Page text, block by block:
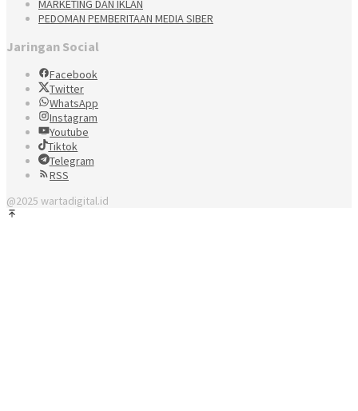
MARKETING DAN IKLAN
PEDOMAN PEMBERITAAN MEDIA SIBER
Jaringan Social
Facebook
Twitter
WhatsApp
Instagram
Youtube
Tiktok
Telegram
RSS
@2025 wartadigital.id